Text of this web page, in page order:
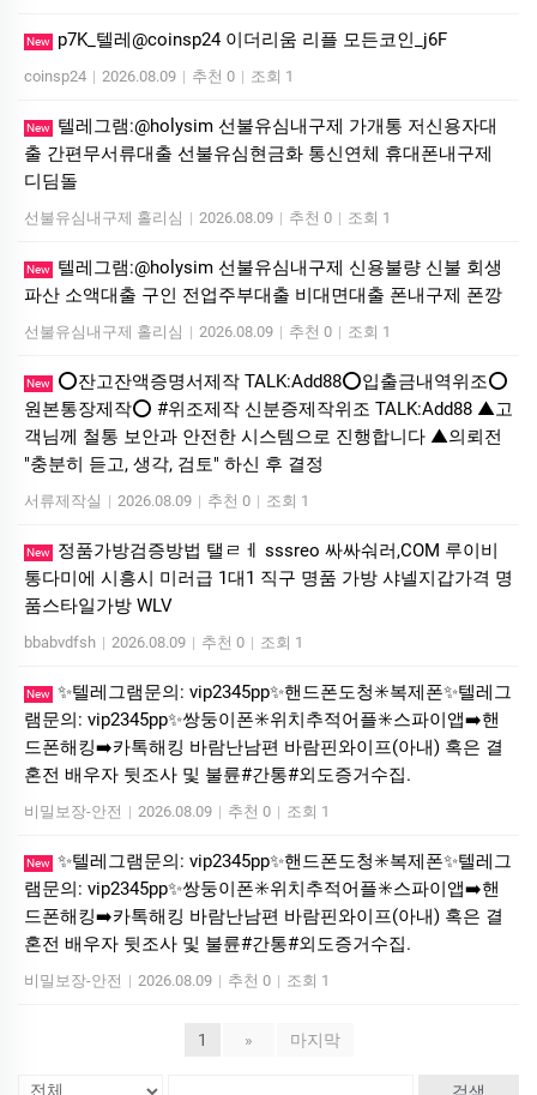
New p7K_텔레@coinsp24 이더리움 리플 모든코인_j6F
coinsp24 | 2026.08.09 | 추천 0 | 조회 1
New
텔레그램:@holysim 선불유심내구제 가개통 저신용자대
출 간편무서류대출 선불유심현금화 통신연체 휴대폰내구제
디딤돌
선불유심내구제 홀리심 | 2026.08.09 | 추천 0 | 조회 1
New
텔레그램:@holysim 선불유심내구제 신용불량 신불 회생
파산 소액대출 구인 전업주부대출 비대면대출 폰내구제 폰깡
선불유심내구제 홀리심 | 2026.08.09 | 추천 0 | 조회 1
New
⭕️잔고잔액증명서제작 TALK:Add88⭕️입출금내역위조⭕️
원본통장제작⭕️ #위조제작 신분증제작위조 TALK:Add88 ▲고
객님께 철통 보안과 안전한 시스템으로 진행합니다 ▲의뢰전
"충분히 듣고, 생각, 검토" 하신 후 결정
서류제작실 | 2026.08.09 | 추천 0 | 조회 1
New
정품가방검증방법 탤ㄹㅔ sssreo 싸싸숴러,COM 루이비
통다미에 시흥시 미러급 1대1 직구 명품 가방 샤넬지갑가격 명
품스타일가방 WLV
bbabvdfsh | 2026.08.09 | 추천 0 | 조회 1
New ✨텔레그램문의: vip2345pp✨핸드폰도청✳️복제폰✨텔레그
램문의: vip2345pp✨쌍둥이폰✳️위치추적어플✳️스파이앱➡️핸
드폰해킹➡️카톡해킹 바람난남편 바람핀와이프(아내) 혹은 결
혼전 배우자 뒷조사 및 불륜#간통#외도증거수집.
비밀보장-안전 | 2026.08.09 | 추천 0 | 조회 1
New ✨텔레그램문의: vip2345pp✨핸드폰도청✳️복제폰✨텔레그
램문의: vip2345pp✨쌍둥이폰✳️위치추적어플✳️스파이앱➡️핸
드폰해킹➡️카톡해킹 바람난남편 바람핀와이프(아내) 혹은 결
혼전 배우자 뒷조사 및 불륜#간통#외도증거수집.
비밀보장-안전 | 2026.08.09 | 추천 0 | 조회 1
1 » 마지막
검색